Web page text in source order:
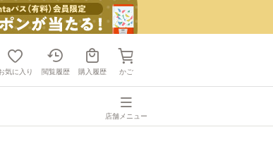
気に入り 閲覧履歴 購入履歴 かご
店舗メニュー